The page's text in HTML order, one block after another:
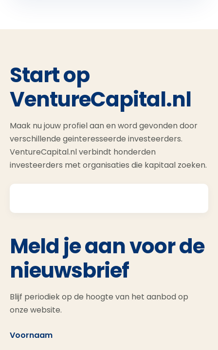
Start op
VentureCapital.nl
Maak nu jouw profiel aan en word gevonden door
verschillende geinteresseerde investeerders.
VentureCapital.nl verbindt honderden
investeerders met organisaties die kapitaal zoeken.
Meld je aan voor de
nieuwsbrief
Blijf periodiek op de hoogte van het aanbod op
onze website.
Voornaam